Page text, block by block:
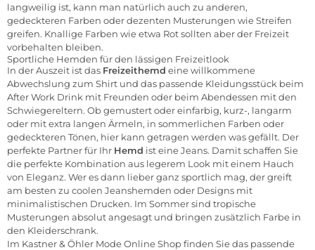
langweilig ist, kann man natürlich auch zu anderen,
gedeckteren Farben oder dezenten Musterungen wie Streifen
greifen. Knallige Farben wie etwa Rot sollten aber der Freizeit
vorbehalten bleiben.
Sportliche Hemden für den lässigen Freizeitlook
In der Auszeit ist das Freizeithemd eine willkommene
Abwechslung zum Shirt und das passende Kleidungsstück beim
After Work Drink mit Freunden oder beim Abendessen mit den
Schwiegereltern. Ob gemustert oder einfarbig, kurz-, langarm
oder mitextra langen Ärmeln, in sommerlichen Farben oder
gedeckteren Tönen, hier kann getragen werden was gefällt. Der
perfekte Partner für Ihr Hemd ist eine Jeans. Damit schaffen Sie
die perfekte Kombination aus legerem Look mit einem Hauch
von Eleganz. Wer es dann lieber ganz sportlich mag, der greift
am besten zu coolen Jeanshemden oder Designs mit
minimalistischen Drucken. Im Sommer sind tropische
Musterungen absolut angesagt und bringen zusätzlich Farbe in
den Kleiderschrank.
Im Kastner & Öhler Mode Online Shopfinden Sie das passende